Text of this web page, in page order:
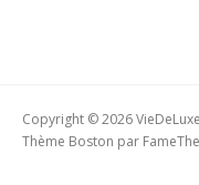
Copyright © 2026
Thème Boston par